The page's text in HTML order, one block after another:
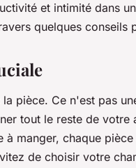
et intimité dans
quelques conseils
pièce. Ce n'est pas
tout le reste de votre
manger, chaque
de choisir votre